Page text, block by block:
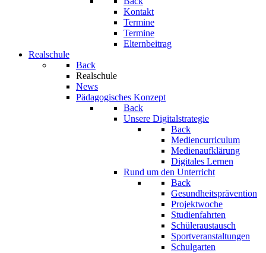
Kontakt
Termine
Termine
Elternbeitrag
Realschule
Back
Realschule
News
Pädagogisches Konzept
Back
Unsere Digitalstrategie
Back
Mediencurriculum
Medienaufklärung
Digitales Lernen
Rund um den Unterricht
Back
Gesundheitsprävention
Projektwoche
Studienfahrten
Schüleraustausch
Sportveranstaltungen
Schulgarten